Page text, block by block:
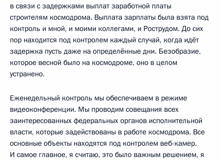
в связи с задержками выплат заработной платы
строителям космодрома. Выплата зарплаты была взята под
контроль и мной, и моими коллегами, и Рострудом. До сих
пор находится под контролем каждый случай, когда идёт
задержка пусть даже на определённые дни. Безобразие,
которое весной было на космодроме, оно в целом
устранено.
Еженедельный контроль мы обеспечиваем в режиме
видеоконференции. Мы проводим совещания всех
заинтересованных федеральных органов исполнительной
власти, которые задействованы в работе космодрома. Все
основные объекты находятся под контролем веб-камер.
И самое главное, я считаю, это было важным решением, я